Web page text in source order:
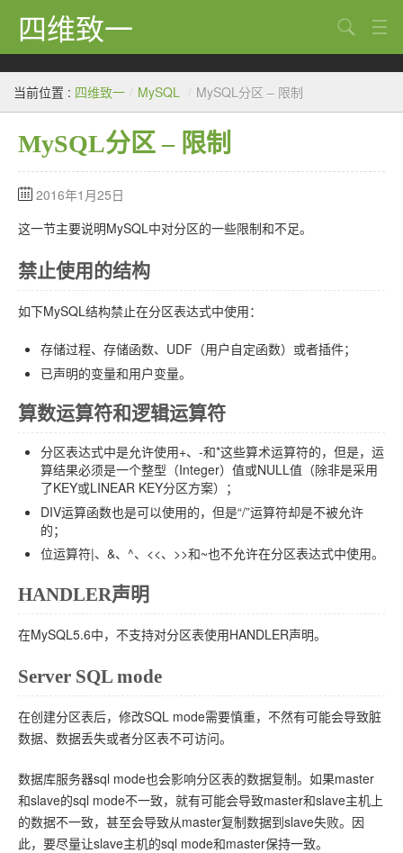
四维致一
Java
大数据
Python
Scala
GoLang
工程
想法
搜索
当前位置 : 四维致一 / MySQL / MySQL分区 – 限制
MySQL分区 – 限制
2016年1月25日
这一节主要说明MySQL中对分区的一些限制和不足。
禁止使用的结构
如下MySQL结构禁止在分区表达式中使用：
存储过程、存储函数、UDF（用户自定函数）或者插件；
已声明的变量和用户变量。
算数运算符和逻辑运算符
分区表达式中是允许使用+、-和*这些算术运算符的，但是，运
算结果必须是一个整型（Integer）值或NULL值（除非是采用
了KEY或LINEAR KEY分区方案）；
DIV运算函数也是可以使用的，但是“/”运算符却是不被允许
的；
位运算符|、&、^、<<、>>和~也不允许在分区表达式中使用。
HANDLER声明
在MySQL5.6中，不支持对分区表使用HANDLER声明。
Server SQL mode
在创建分区表后，修改SQL mode需要慎重，不然有可能会导致脏
数据、数据丢失或者分区表不可访问。
数据库服务器sql mode也会影响分区表的数据复制。如果master
和slave的sql mode不一致，就有可能会导致master和slave主机上
的数据不一致，甚至会导致从master复制数据到slave失败。因
此，要尽量让slave主机的sql mode和master保持一致。